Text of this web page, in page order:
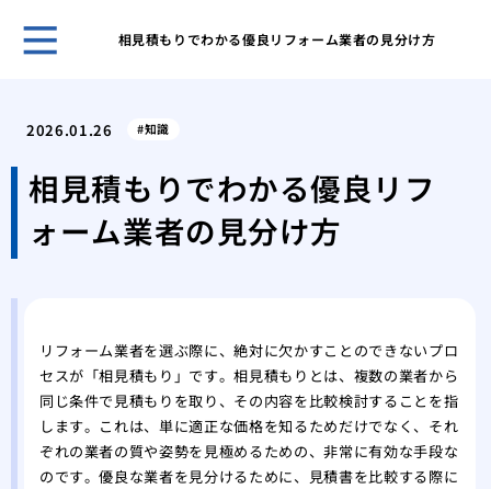
相見積もりでわかる優良リフォーム業者の見分け方
後
フ
マ
く
2026.01.26 知識
相見積もりでわかる優良リフ
ォーム業者の見分け方
リフォーム業者を選ぶ際に、絶対に欠かすことのできないプロ
セスが「相見積もり」です。相見積もりとは、複数の業者から
同じ条件で見積もりを取り、その内容を比較検討することを指
します。これは、単に適正な価格を知るためだけでなく、それ
ぞれの業者の質や姿勢を見極めるための、非常に有効な手段な
のです。優良な業者を見分けるために、見積書を比較する際に